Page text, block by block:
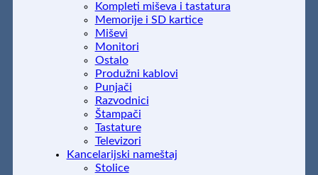
Kompleti miševa i tastatura
Memorije i SD kartice
Miševi
Monitori
Ostalo
Produžni kablovi
Punjači
Razvodnici
Štampači
Tastature
Televizori
Kancelarijski nameštaj
Stolice